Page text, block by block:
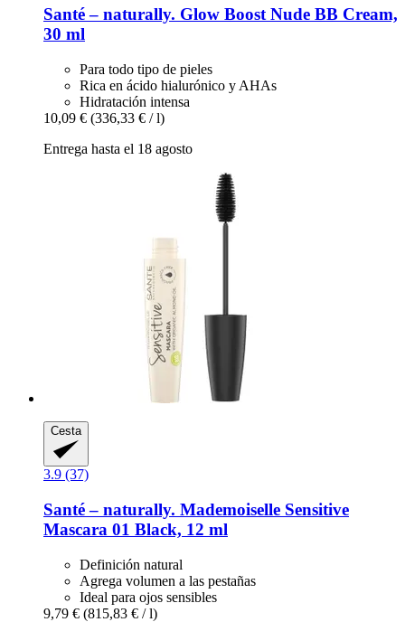
Santé – naturally. Glow Boost Nude BB Cream,
30 ml
Para todo tipo de pieles
Rica en ácido hialurónico y AHAs
Hidratación intensa
10,09 € (336,33 € / l)
Entrega hasta el 18 agosto
Cesta
3.9 (37)
Santé – naturally. Mademoiselle Sensitive
Mascara 01 Black, 12 ml
Definición natural
Agrega volumen a las pestañas
Ideal para ojos sensibles
9,79 € (815,83 € / l)